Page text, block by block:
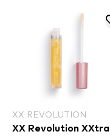
XX REVOLUTION
XX Revolution XXtra